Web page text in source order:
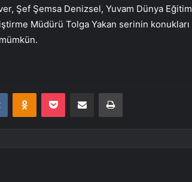
Şef Şemsa Denizsel, Yuvam Dünya Eğitim
Müdürü Tolga Yakan serinin konukları
VKontakteOdnoklassniki
Pocket E-Posta ile paylaş Yazdır